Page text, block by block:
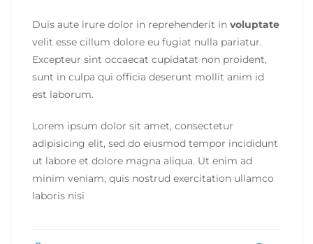
Duis aute irure dolor in reprehenderit in voluptate
velit esse cillum dolore eu fugiat nulla pariatur.
Excepteur sint occaecat cupidatat non proident,
sunt in culpa qui officia deserunt mollit anim id
est laborum.
Lorem ipsum dolor sit amet, consectetur
adipisicing elit, sed do eiusmod tempor incididunt
ut labore et dolore magna aliqua. Ut enim ad
minim veniam, quis nostrud exercitation ullamco
laboris nisi